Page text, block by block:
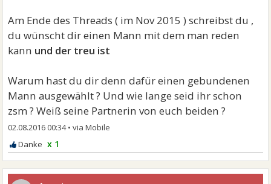
Am Ende des Threads ( im Nov 2015 ) schreibst du ,
du wünscht dir einen Mann mit dem man reden
kann und der treu ist
Warum hast du dir denn dafür einen gebundenen
Mann ausgewählt ? Und wie lange seid ihr schon
zsm ? Weiß seine Partnerin von euch beiden ?
02.08.2016 00:34•
x 1